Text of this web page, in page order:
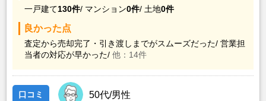
一戸建て130件/ マンション0件/ 土地0件
良かった点
査定から売却完了・引き渡しまでがスムーズだった/ 営業担
当者の対応が早かった/ 他：14件
口コミ 50代/男性